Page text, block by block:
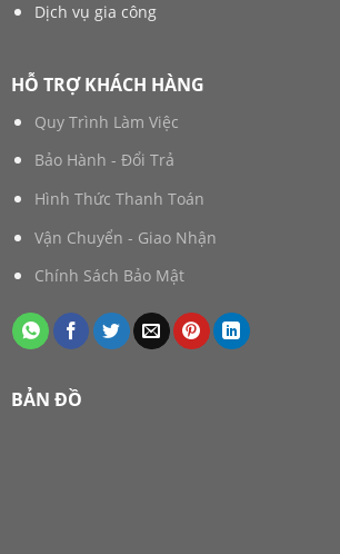
Dịch vụ gia công
HỖ TRỢ KHÁCH HÀNG
Quy Trình Làm Việc
Bảo Hành - Đổi Trả
Hình Thức Thanh Toán
Vận Chuyển - Giao Nhận
Chính Sách Bảo Mật
BẢN ĐỒ